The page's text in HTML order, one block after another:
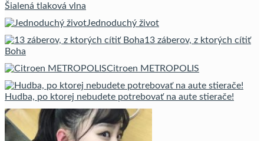
Šialená tlaková vlna
Jednoduchý život
13 záberov, z ktorých cítiť
Boha
Citroen METROPOLIS
Hudba, po ktorej nebudete potrebovať na aute stierače!